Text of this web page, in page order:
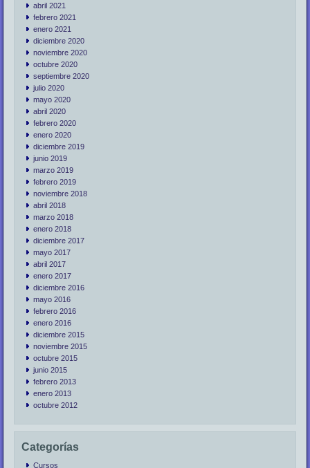
abril 2021
febrero 2021
enero 2021
diciembre 2020
noviembre 2020
octubre 2020
septiembre 2020
julio 2020
mayo 2020
abril 2020
febrero 2020
enero 2020
diciembre 2019
junio 2019
marzo 2019
febrero 2019
noviembre 2018
abril 2018
marzo 2018
enero 2018
diciembre 2017
mayo 2017
abril 2017
enero 2017
diciembre 2016
mayo 2016
febrero 2016
enero 2016
diciembre 2015
noviembre 2015
octubre 2015
junio 2015
febrero 2013
enero 2013
octubre 2012
Categorías
Cursos